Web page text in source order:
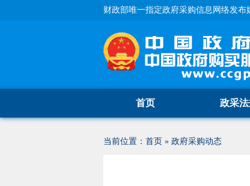
财政部唯一指定政府采购信息网络发
首页 政采
当前位置： 首页 » 政府采购动态